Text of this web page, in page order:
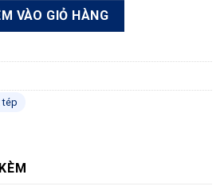
BPH 2P 15A 10kA số lượng
VÀO GIỎ HÀNG
tép